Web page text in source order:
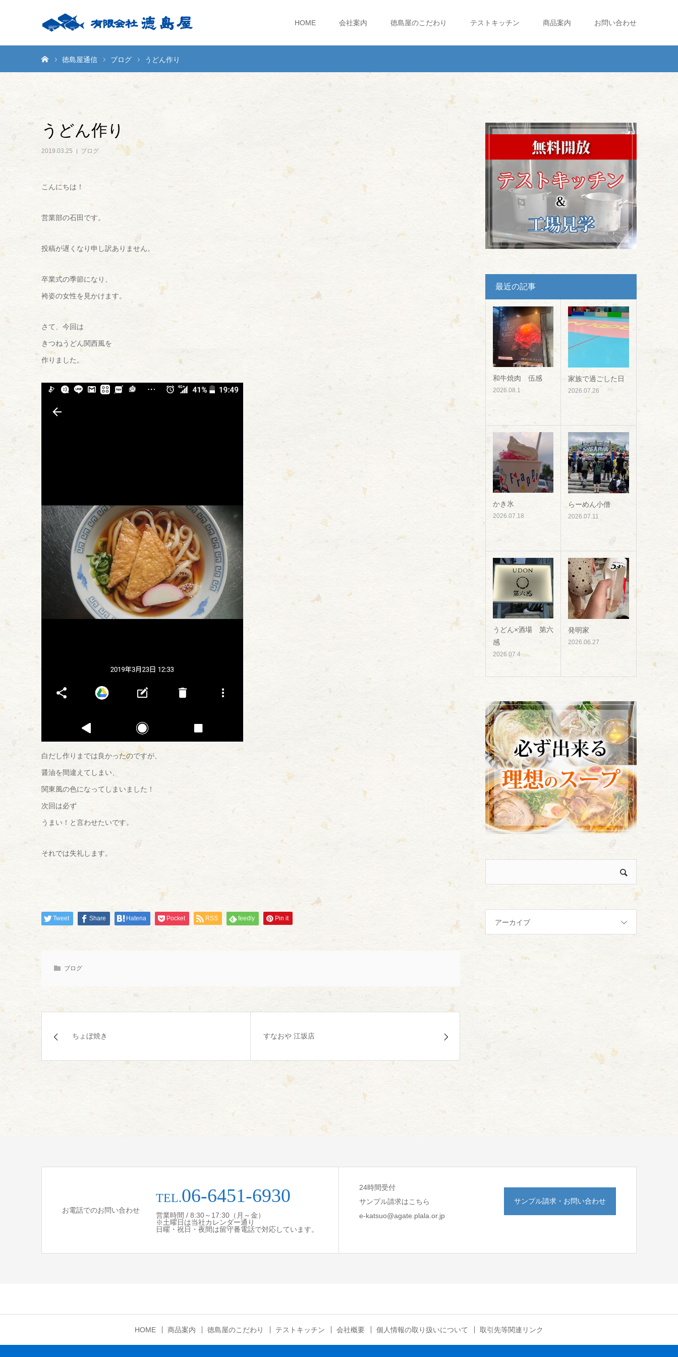
HOME 会社案内 徳島屋のこだわり テストキッチン 商品案内 お問い合わせ
徳島屋通信 ブログ うどん作り
うどん作り
2019.03.25 ブログ
こんにちは！
営業部の石田です。
投稿が遅くなり申し訳ありません。
卒業式の季節になり、
袴姿の女性を見かけます。
さて、今回は
きつねうどん関西風を
作りました。
白だし作りまでは良かったのですが、
醤油を間違えてしまい、
関東風の色になってしまいました！
次回は必ず
うまい！と言わせたいです。
それでは失礼します。
Tweet Share Hatena Pocket RSS feedly Pin it
ブログ
ちょぼ焼き すなおや 江坂店
最近の記事
和牛焼肉 伍感
2026.08.1
家族で過ごした日
2026.07.26
かき氷
2026.07.18
らーめん小僧
2026.07.11
うどん×酒場 第六
感
2026.07.4
発明家
2026.06.27
アーカイブ
お電話でのお問い合わせ
TEL.06-6451-6930
営業時間 / 8:30～17:30（月～金）
※土曜日は当社カレンダー通り
日曜・祝日・夜間は留守番電話で対応しています。
24時間受付
サンプル請求はこちら
e-katsuo@agate.plala.or.jp
サンプル請求・お問い合わせ
HOME 商品案内 徳島屋のこだわり テストキッチン 会社概要 個人情報の取り扱いについて 取引先等関連リンク